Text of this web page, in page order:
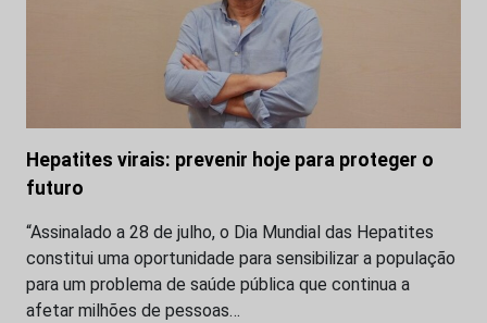
Hepatites virais: prevenir hoje para proteger o
futuro
“Assinalado a 28 de julho, o Dia Mundial das Hepatites
constitui uma oportunidade para sensibilizar a população
para um problema de saúde pública que continua a
afetar milhões de pessoas…